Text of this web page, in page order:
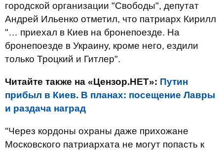
городской организации "Свободы", депутат
Андрей Ильенко отметил, что патриарх Кирилл
"… приехал в Киев на бронепоезде. На
бронепоезде в Украину, кроме него, ездили
только Троцкий и Гитлер".
Читайте также на «Цензор.НЕТ»: Путин
прибыл в Киев. В планах: посещение Лавры
и раздача наград
"Через кордоны охраны даже прихожане
Московского патриархата не могут попасть к